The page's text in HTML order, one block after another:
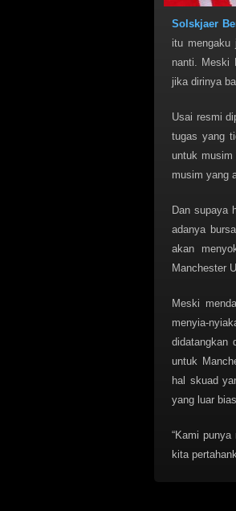
Solskjaer
itu mengaku
nanti. Meski
jika dirinya
Usai resmi
tugas yang
untuk musim
musim yang
Dan supaya
adanya
akan
Manchester
Meski
menyia-
didatangkan
untuk
hal skuad
yang luar
“Kami
kita